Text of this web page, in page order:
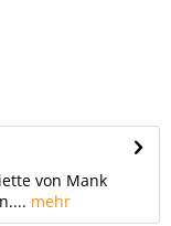
von Mank
mehr